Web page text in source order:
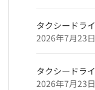
タクシードラ
2026年7月23日
タクシードラ
2026年7月23日